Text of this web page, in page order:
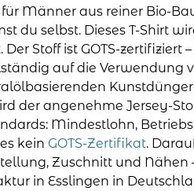
Männer aus reiner Bio-
du selbst. Dieses T-Shirt
Stoff ist GOTS-zertifiziert
auf die Verwendung
der angenehme Jersey-
Mindestlohn,
keinGOTS-Zertifikat.
Zuschnitt und Nähen
in Esslingen in